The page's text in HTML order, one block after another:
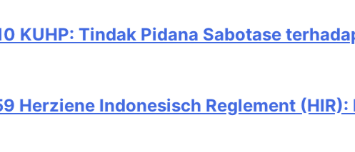
Sabotase terhadap Instalasi
Reglement (HIR): Penundaan